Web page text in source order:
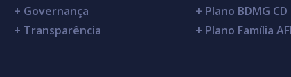
+ Governança
+ Transparência
+ Plano BDMG CD
+ Plano Família